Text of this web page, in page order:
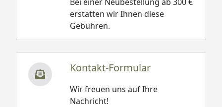
erstatten wir Ihnen diese
Gebühren.
Kontakt-Formular
Wir freuen uns auf Ihre
Nachricht!